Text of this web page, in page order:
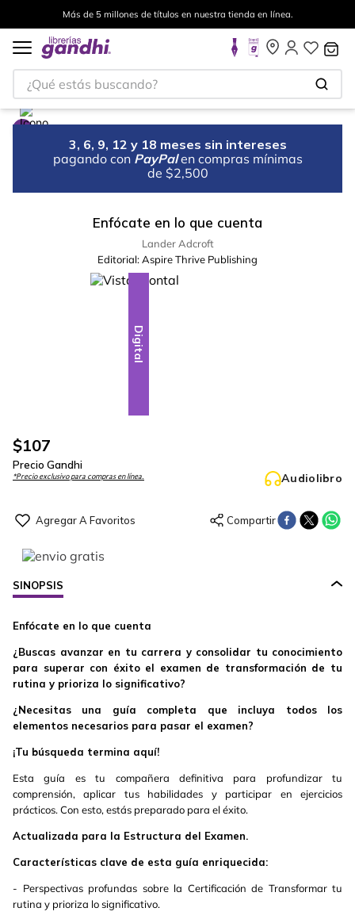
Más de 5 millones de títulos en nuestra tienda en línea.
¿Qué estás buscando?
3, 6, 9, 12 y 18 meses sin intereses
pagando con PayPal en compras mínimas
de $2,500
Enfócate en lo que cuenta
Lander Adcroft
Editorial:Aspire Thrive Publishing
Digital
$107
Precio Gandhi
*Precio exclusivo para compras en línea. Audiolibro
SINOPSIS
Enfócate en lo que cuenta
¿Buscas avanzar en tu carrera y consolidar tu conocimiento
para superar con éxito el examen de transformación de tu
rutina y prioriza lo significativo?
¿Necesitas una guía completa que incluya todos los
elementos necesarios para pasar el examen?
¡Tu búsqueda termina aquí!
Esta guía es tu compañera definitiva para profundizar tu
comprensión, aplicar tus habilidades y participar en ejercicios
prácticos. Con esto, estás preparado para el éxito.
Actualizada para la Estructura del Examen.
Características clave de esta guía enriquecida:
- Perspectivas profundas sobre la Certificación de Transformar tu
rutina y prioriza lo significativo.